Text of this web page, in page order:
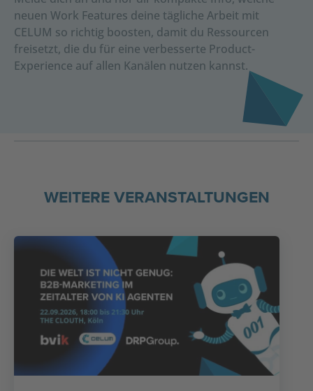
neuen Work Features deine tägliche Arbeit mit
CELUM so richtig boosten, damit du Ressourcen
freisetzt, die du für eine verbesserte Product-
Experience auf allen Kanälen nutzen kannst.
WEITERE VERANSTALTUNGEN